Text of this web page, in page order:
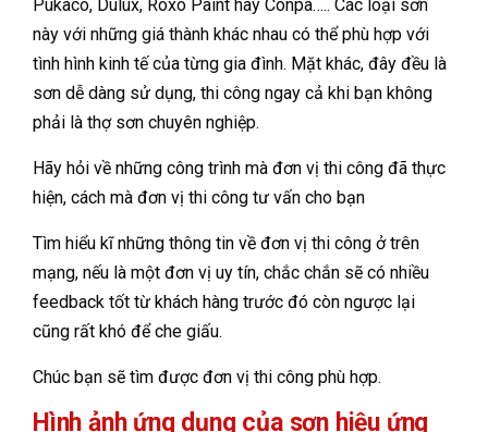
Pukaco, Dulux, Roxo Paint hay Conpa….. Các loại sơn
này với những giá thành khác nhau có thể phù hợp với
tình hình kinh tế của từng gia đình. Mặt khác, đây đều là
sơn dễ dàng sử dụng, thi công ngay cả khi bạn không
phải là thợ sơn chuyên nghiệp.
Hãy hỏi về những công trình mà đơn vị thi công đã thực
hiện, cách mà đơn vị thi công tư vấn cho bạn
Tìm hiểu kĩ những thông tin về đơn vị thi công ở trên
mạng, nếu là một đơn vị uy tín, chắc chắn sẽ có nhiều
feedback tốt từ khách hàng trước đó còn ngược lại
cũng rất khó để che giấu.
Chúc bạn sẽ tìm được đơn vị thi công phù hợp.
Hình ảnh ứng dụng của sơn hiệu ứng